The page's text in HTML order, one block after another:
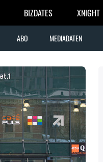
BIZDATES XNIGHT
ABO MEDIADATEN